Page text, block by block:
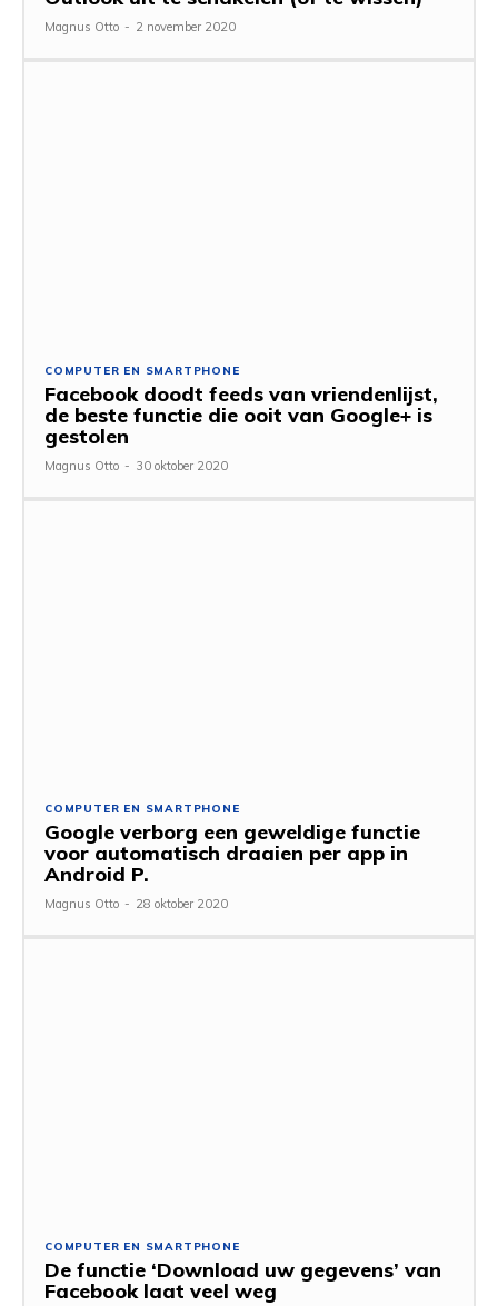
Magnus Otto - 2 november 2020
COMPUTER EN SMARTPHONE
Facebook doodt feeds van vriendenlijst,
de beste functie die ooit van Google+ is
gestolen
Magnus Otto - 30 oktober 2020
COMPUTER EN SMARTPHONE
Google verborg een geweldige functie
voor automatisch draaien per app in
Android P.
Magnus Otto - 28 oktober 2020
COMPUTER EN SMARTPHONE
De functie ‘Download uw gegevens’ van
Facebook laat veel weg